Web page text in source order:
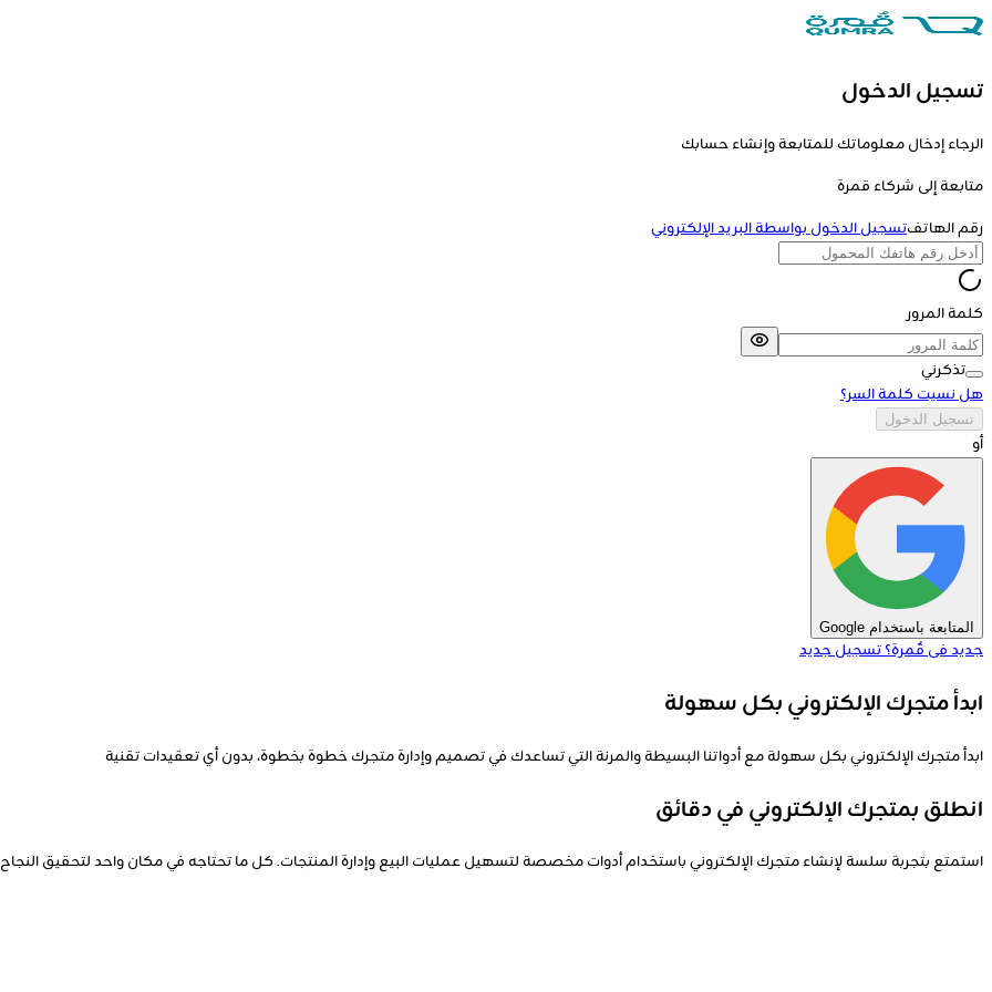
تسجيل الدخول
الرجاء إدخال معلوماتك للمتابعة وإنشاء حسابك
متابعة إلى شركاء قمرة
رقم الهاتفتسجيل الدخول بواسطة البريد الإلكتروني
كلمة المرور
تذكرني
هل نسيت كلمة السر؟
تسجيل الدخول
أو
المتابعة باستخدام Google
جديد فى قٌمرة؟تسجيل جديد
ابدأ متجرك الإلكتروني بكل سهولة
ابدأ متجرك الإلكتروني بكل سهولة مع أدواتنا البسيطة والمرنة التي تساعدك في تصميم وإدارة متجرك خطوة بخطوة، بدون أي تعقيدات تقنية
انطلق بمتجرك الإلكتروني في دقائق
استمتع بتجربة سلسة لإنشاء متجرك الإلكتروني باستخدام أدوات مخصصة لتسهيل عمليات البيع وإدارة المنتجات. كل ما تحتاجه في مكان واحد لتحقيق النجاح